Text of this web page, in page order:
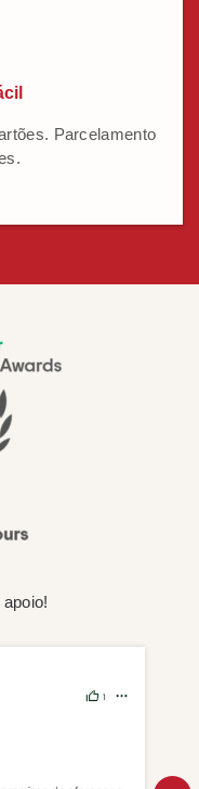
Parcelamento